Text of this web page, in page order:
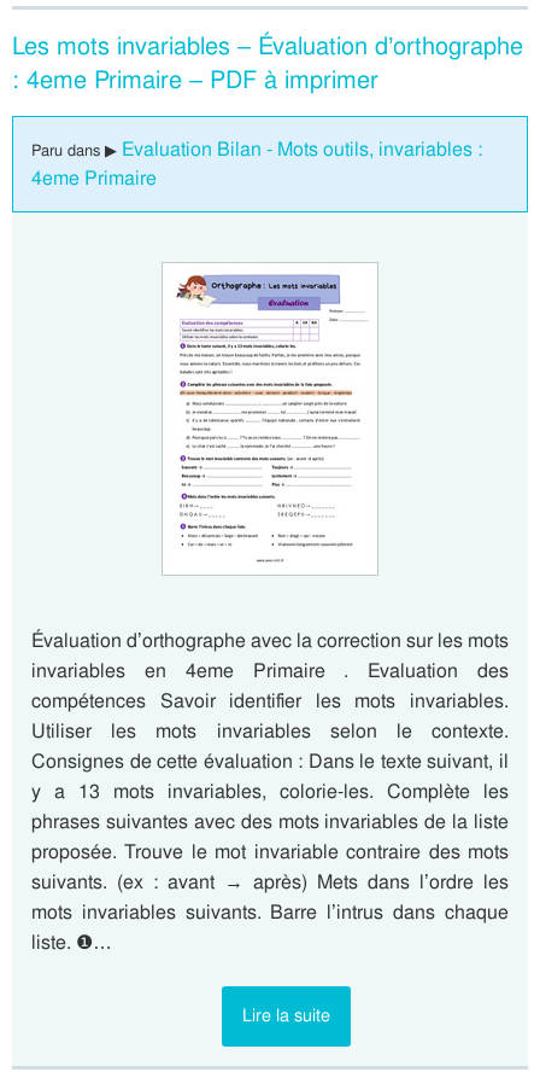
Les mots invariables – Évaluation d’orthographe
: 4eme Primaire – PDF à imprimer
Paru dans ▶ Evaluation Bilan - Mots outils, invariables :
4eme Primaire
Évaluation d’orthographe avec la correction sur les mots
invariables en 4eme Primaire . Evaluation des
compétences Savoir identifier les mots invariables.
Utiliser les mots invariables selon le contexte.
Consignes de cette évaluation : Dans le texte suivant, il
y a 13 mots invariables, colorie-les. Complète les
phrases suivantes avec des mots invariables de la liste
proposée. Trouve le mot invariable contraire des mots
suivants. (ex : avant → après) Mets dans l’ordre les
mots invariables suivants. Barre l’intrus dans chaque
liste. ❶…
Lire la suite